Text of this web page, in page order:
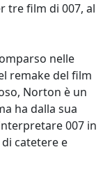
tre film di 007, al
nelle
remake del film
Norton è un
ha dalla sua
007 in
catetere e